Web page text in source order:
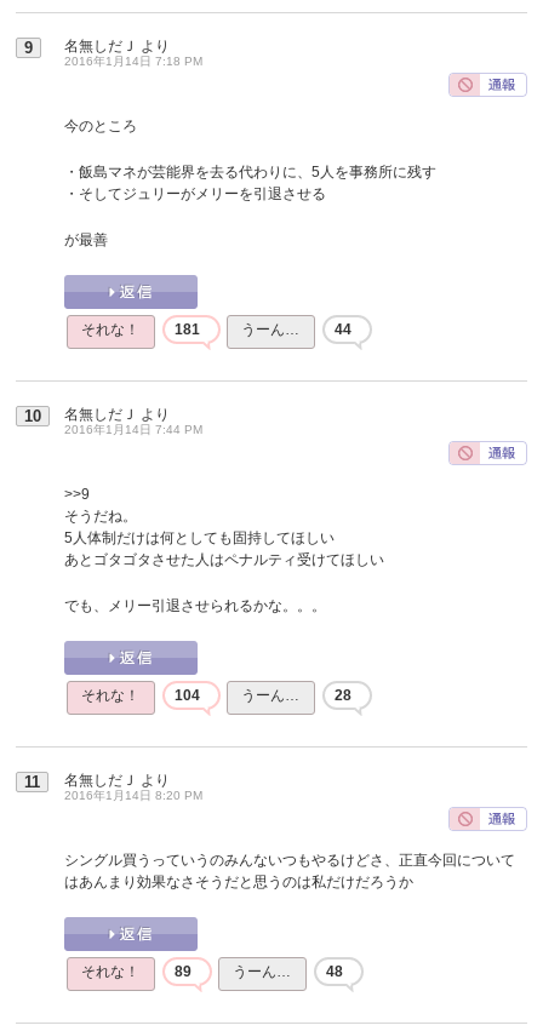
9 名無しだＪ より
2016年1月14日 7:18 PM
今のところ
・飯島マネが芸能界を去る代わりに、5人を事務所に残す
・そしてジュリーがメリーを引退させる
が最善
それな！ 181 うーん… 44
10 名無しだＪ より
2016年1月14日 7:44 PM
>>9
そうだね。
5人体制だけは何としても固持してほしい
あとゴタゴタさせた人はペナルティ受けてほしい
でも、メリー引退させられるかな。。。
それな！ 104 うーん… 28
11 名無しだＪ より
2016年1月14日 8:20 PM
シングル買うっていうのみんないつもやるけどさ、正直今回について
はあんまり効果なさそうだと思うのは私だけだろうか
それな！ 89 うーん… 48